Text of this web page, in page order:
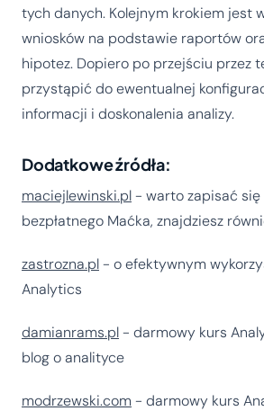
tych danych. Kolejnym krokiem jest
wniosków na podstawie raportów
hipotez. Dopiero po przejściu przez
przystąpić do ewentualnej
informacji i doskonalenia analizy.
Dodatkowe źródła:
maciejlewinski.pl- warto zapisać
bezpłatnego Maćka, znajdziesz
zastrozna.pl- o efektywnym
Analytics
damianrams.pl- darmowy kurs
blog o analityce
modrzewski.com - darmowy kurs